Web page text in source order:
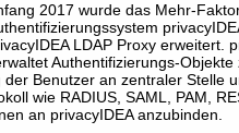
2017 wurde das Mehr-
LDAP Proxy erweitert.
Authentifizierungs-Objekte
Benutzer an zentraler Stelle
wie RADIUS, SAML, PAM,
an privacyIDEA anzubinden.